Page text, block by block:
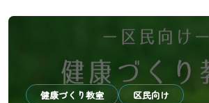
健康づくり教室 区民向け